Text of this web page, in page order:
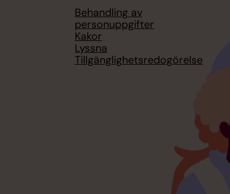
Behandling av
personuppgifter
Kakor
Lyssna
Tillgänglighetsredogörelse